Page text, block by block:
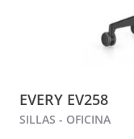
EVERY EV258
SILLAS - OFICINA